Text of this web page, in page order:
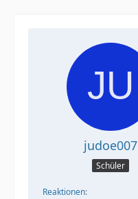
judoe007
Schüler
Reaktionen